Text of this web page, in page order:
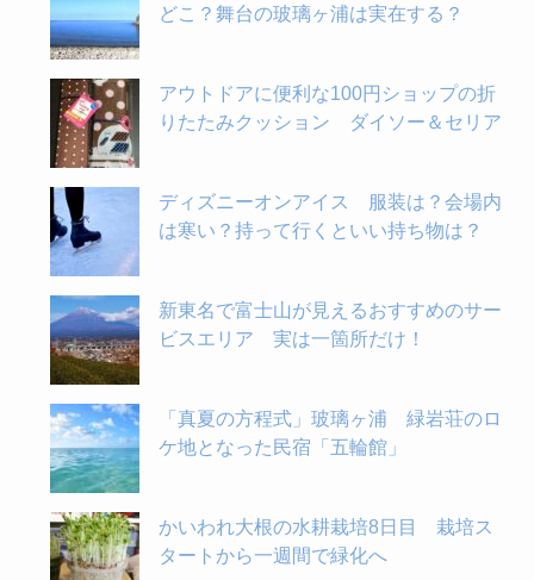
どこ？舞台の玻璃ヶ浦は実在する？
アウトドアに便利な100円ショップの折
りたたみクッション ダイソー＆セリア
ディズニーオンアイス 服装は？会場内
は寒い？持って行くといい持ち物は？
新東名で富士山が見えるおすすめのサー
ビスエリア 実は一箇所だけ！
「真夏の方程式」玻璃ヶ浦 緑岩荘のロ
ケ地となった民宿「五輪館」
かいわれ大根の水耕栽培8日目 栽培ス
タートから一週間で緑化へ